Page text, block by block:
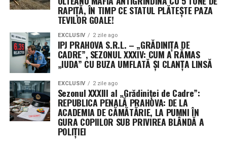
propria variantă pe 21 iulie. Cele două texte vor trebui
fie unificate, fie una dintre camere va trebui să adopte
varianta celeilalte, pentru ca proiectul să ajungă pe
masa președintelui Donald Trump.
Președinta Comisiei de buget din Senat, Susan Collins, a
descris rezoluția drept „un pas important” pentru
evitarea închiderii guvernului, în timp ce senatoarea
Patty Murray a salutat faptul că textul limitează cererile
de noi fonduri și flexibilități pentru Pentagon.
RAPIȚĂ, ÎN TIMP CE STATUL PLĂTEȘTE PAZA
TEVILOR GOALE!
EXCLUSIV 2 zile ago
IPJ PRAHOVA S.R.L. – „GRĂDINIȚA DE
CADRE”, SEZONUL XXXIV: CUM A RĂMAS
„IUDA” CU BUZA UMFLATĂ ȘI CLANȚA LINSĂ
EXCLUSIV 2 zile ago
Sezonul XXXIII al „Grădiniței de Cadre”:
REPUBLICA PENALĂ PRAHOVA: DE LA
ACADEMIA DE CĂMĂTĂRIE, LA PUMNI ÎN
GURA COPIILOR SUB PRIVIREA BLÂNDĂ A
POLIȚIEI